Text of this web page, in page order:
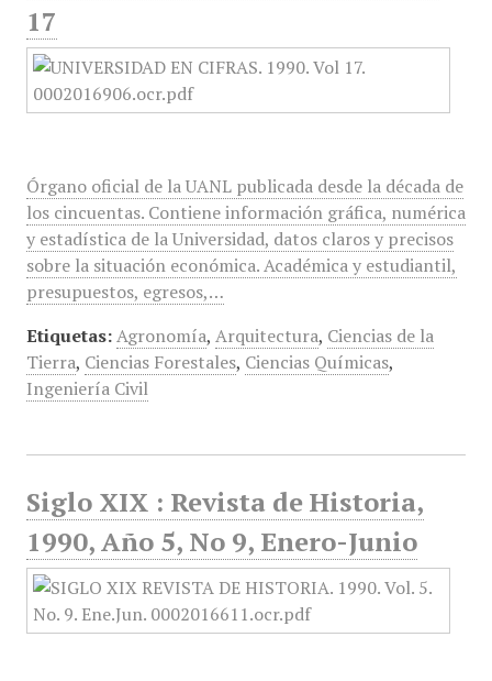
17
Órgano oficial de la UANL publicada desde la década de
los cincuentas. Contiene información gráfica, numérica
y estadística de la Universidad, datos claros y precisos
sobre la situación económica. Académica y estudiantil,
presupuestos, egresos,…
Etiquetas: Agronomía, Arquitectura, Ciencias de la
Tierra, Ciencias Forestales, Ciencias Químicas,
Ingeniería Civil
Siglo XIX : Revista de Historia,
1990, Año 5, No 9, Enero-Junio